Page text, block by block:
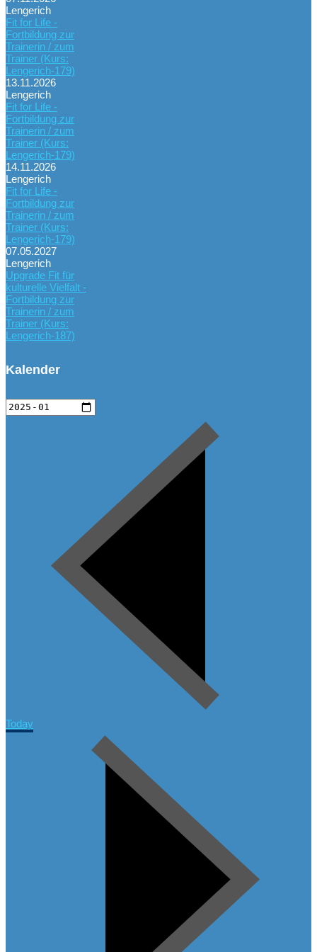
Lengerich
Fit for Life -
Fortbildung zur
Trainerin / zum
Trainer (Kurs:
Lengerich-179)
13.11.2026
Lengerich
Fit for Life -
Fortbildung zur
Trainerin / zum
Trainer (Kurs:
Lengerich-179)
14.11.2026
Lengerich
Fit for Life -
Fortbildung zur
Trainerin / zum
Trainer (Kurs:
Lengerich-179)
07.05.2027
Lengerich
Upgrade Fit für
kulturelle Vielfalt -
Fortbildung zur
Trainerin / zum
Trainer (Kurs:
Lengerich-187)
Kalender
Today